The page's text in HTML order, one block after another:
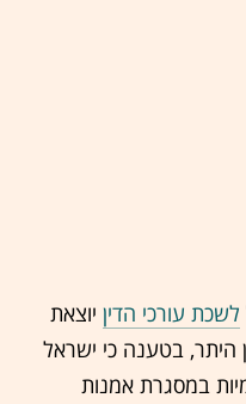
לשכת עורכי הדין יוצאת
היתר, בטענה כי ישראל
במסגרת אמנות